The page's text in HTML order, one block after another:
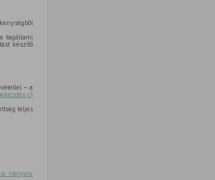
tagállami
készítő
– a
c)
teljes
irányelv